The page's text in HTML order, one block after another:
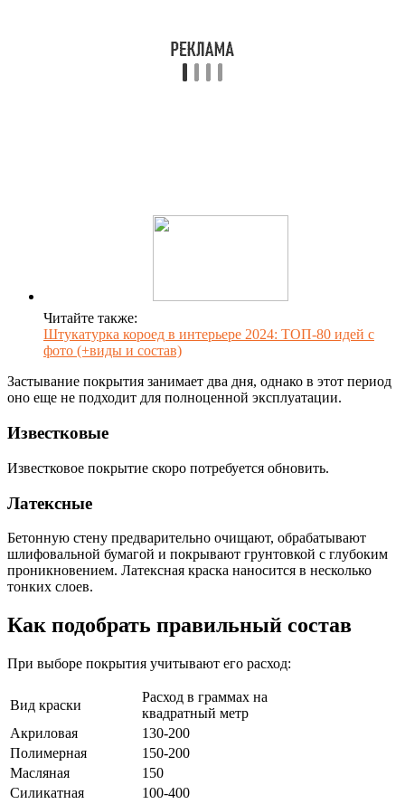
Читайте также:
Штукатурка короед в интерьере 2024: ТОП-80 идей с
фото (+виды и состав)
Застывание покрытия занимает два дня, однако в этот период
оно еще не подходит для полноценной эксплуатации.
Известковые
Известковое покрытие скоро потребуется обновить.
Латексные
Бетонную стену предварительно очищают, обрабатывают
шлифовальной бумагой и покрывают грунтовкой с глубоким
проникновением. Латексная краска наносится в несколько
тонких слоев.
Как подобрать правильный состав
При выборе покрытия учитывают его расход:
Вид краски
Расход в граммах на
квадратный метр
Акриловая
130-200
Полимерная
150-200
Масляная
150
Силикатная
100-400